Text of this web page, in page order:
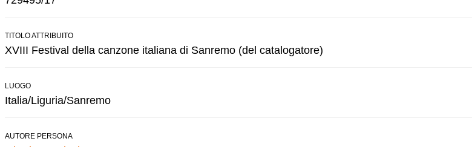
TITOLO ATTRIBUITO
XVIII Festival della canzone italiana di Sanremo (del catalogatore)
LUOGO
Italia/Liguria/Sanremo
AUTORE PERSONA